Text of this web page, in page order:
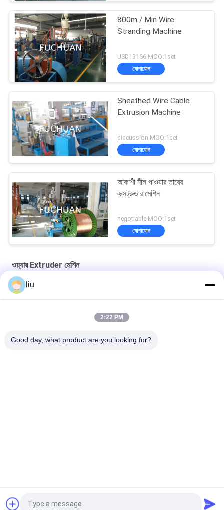
800m / Min Wire
Stranding Machine
USD13166 MOQ:1set
যোগাযোগ
Sheathed Wire Cable
Extrusion Machine
discussion MOQ:1set
যোগাযোগ
আকাশী নীল পাওয়ার তারের
এক্সট্রুডার মেশিন
negotiable MOQ:1set
যোগাযোগ
ওয়্যার Extruder মেশিন
শিল্প উৎপাদনের জন্য 80mm স্ক্রু ওয়্যার এক্সট্রুশন লাইন মেশিনারি
1800 কেজি ওয়্যার এক্সট্রুডার মেশিন 200 কেজি / ঘন্টা 2000 মিমি স্ক্রু এবং 3200 মিমি
শিল্প ব্যবহারের জন্য 380V/50Hz ওয়্যার এক্সট্রুডার মেশিন 10-80r/মিনিট গতি
ওয়্যার Extruder মেশিন
liu
2:22 PM
Good day, what product are you looking for?